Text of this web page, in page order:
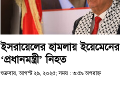
ইসরায়েলের হামলায় ইয়েমেনের
‘প্রধানমন্ত্রী’ নিহত
শুক্রবার, আগস্ট ২৯, ২০২৫; সময় : ৩:৫৯ অপরাহ্ণ